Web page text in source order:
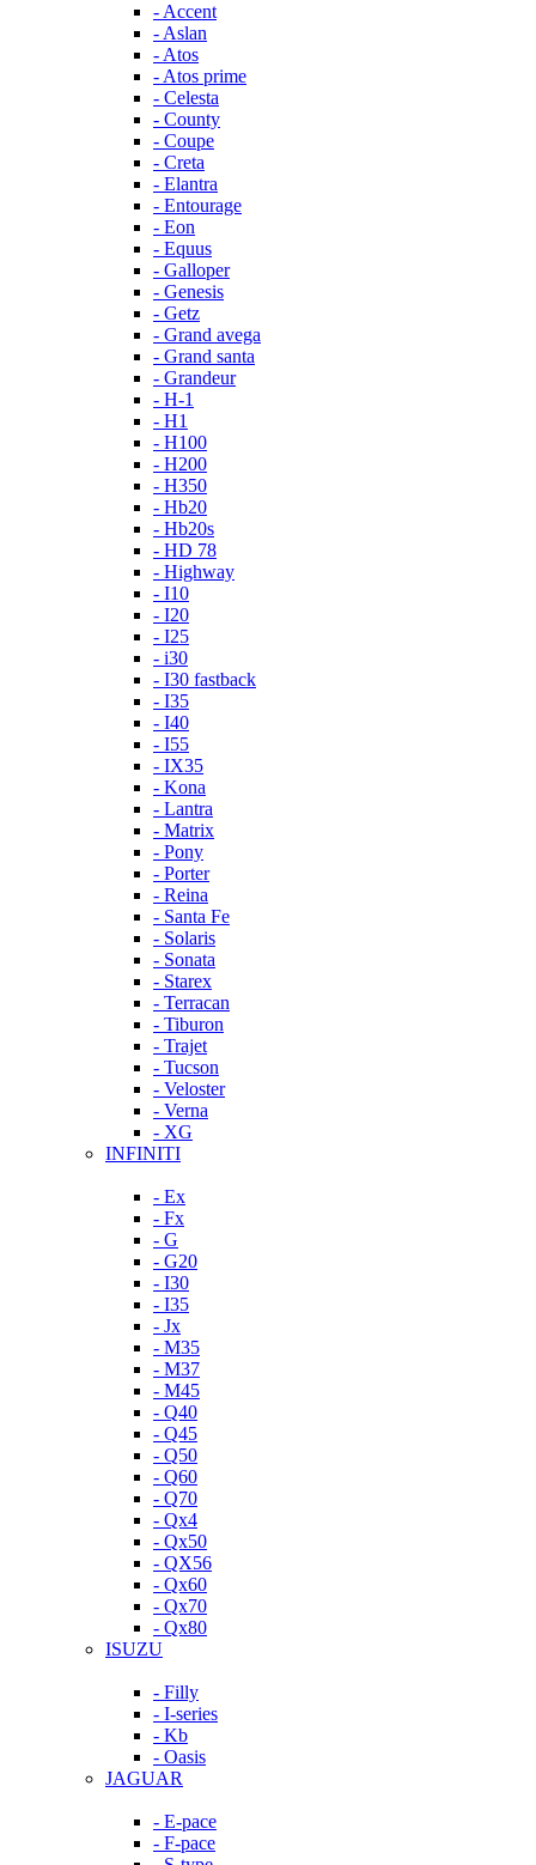
- Accent
- Aslan
- Atos
- Atos prime
- Celesta
- County
- Coupe
- Creta
- Elantra
- Entourage
- Eon
- Equus
- Galloper
- Genesis
- Getz
- Grand avega
- Grand santa
- Grandeur
- H-1
- H1
- H100
- H200
- H350
- Hb20
- Hb20s
- HD 78
- Highway
- I10
- I20
- I25
- i30
- I30 fastback
- I35
- I40
- I55
- IX35
- Kona
- Lantra
- Matrix
- Pony
- Porter
- Reina
- Santa Fe
- Solaris
- Sonata
- Starex
- Terracan
- Tiburon
- Trajet
- Tucson
- Veloster
- Verna
- XG
INFINITI
- Ex
- Fx
- G
- G20
- I30
- I35
- Jx
- M35
- M37
- M45
- Q40
- Q45
- Q50
- Q60
- Q70
- Qx4
- Qx50
- QX56
- Qx60
- Qx70
- Qx80
ISUZU
- Filly
- I-series
- Kb
- Oasis
JAGUAR
- E-pace
- F-pace